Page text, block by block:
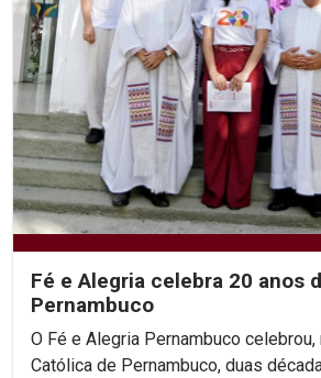
Fé e Alegria celebra 20 anos
Pernambuco
O Fé e Alegria Pernambuco
Católica de Pernambuco, duas